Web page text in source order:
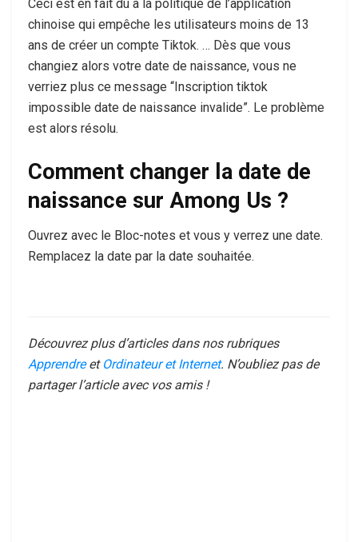
Ceci est en fait dû à la politique de l’application
chinoise qui empêche les utilisateurs moins de 13
ans de créer un compte Tiktok. … Dès que vous
changiez alors votre date de naissance, vous ne
verriez plus ce message “Inscription tiktok
impossible date de naissance invalide”. Le problème
est alors résolu.
Comment changer la date de
naissance sur Among Us ?
Ouvrez avec le Bloc-notes et vous y verrez une date.
Remplacez la date par la date souhaitée.
Découvrez plus d’articles dans nos rubriques
Apprendreet Ordinateur et Internet. N’oubliez pas de
partager l’article avec vos amis !